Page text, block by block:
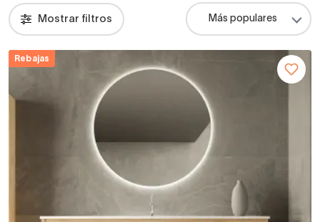
Mostrar filtros
Rebajas